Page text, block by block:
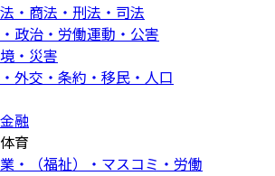
・商法・刑法・司法
政治・労働運動・公害
・災害
外交・条約・移民・人口
融
育
・（福祉）・マスコミ・労働